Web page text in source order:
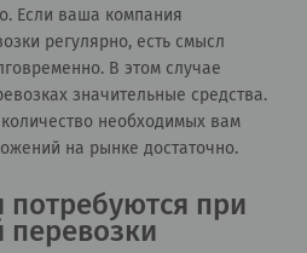
Если ваша компания
регулярно, есть смысл
В этом случае
значительные средства.
необходимых вам
на рынке достаточно.
потребуются при
перевозки